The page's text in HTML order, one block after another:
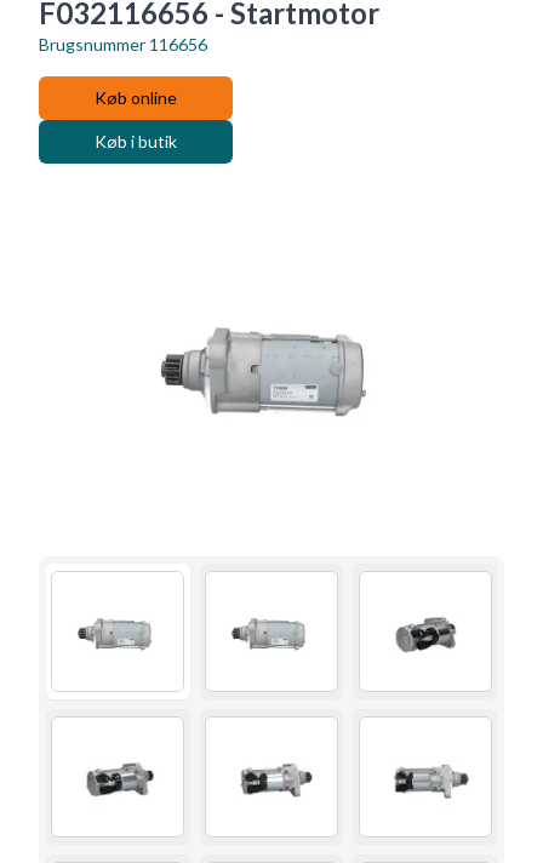
F032116656 - Startmotor
Brugsnummer 116656
Køb online
Køb i butik